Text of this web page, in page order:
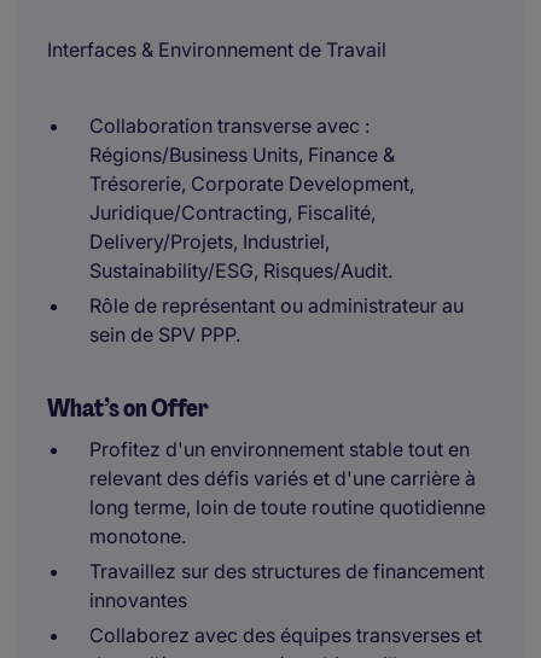
Interfaces & Environnement de Travail
Collaboration transverse avec :
Régions/Business Units, Finance &
Trésorerie, Corporate Development,
Juridique/Contracting, Fiscalité,
Delivery/Projets, Industriel,
Sustainability/ESG, Risques/Audit.
Rôle de représentant ou administrateur au
sein de SPV PPP.
What’s on Offer
Profitez d'un environnement stable tout en
relevant des défis variés et d'une carrière à
long terme, loin de toute routine quotidienne
monotone.
Travaillez sur des structures de financement
innovantes
Collaborez avec des équipes transverses et